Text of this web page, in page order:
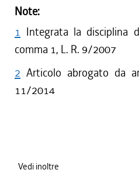
Note:
1 Integrata la disciplina
comma 1, L. R. 9/2007
2 Articolo abrogato da
11/2014
Vedi inoltre